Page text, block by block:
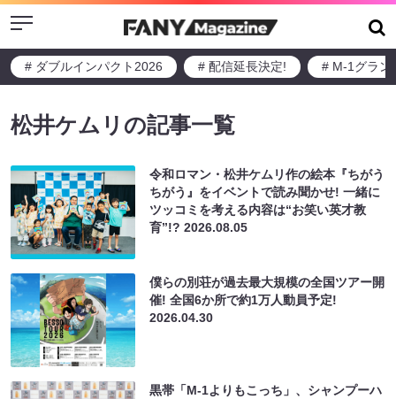
Menu
# ダブルインパクト2026 # 配信延長決定! # M-1グラン
松井ケムリの記事一覧
令和ロマン・松井ケムリ作の絵本『ちがう
ちがう』をイベントで読み聞かせ! 一緒に
ツッコミを考える内容は“お笑い英才教
育”!?2026.08.05
僕らの別荘が過去最大規模の全国ツアー開
催! 全国6か所で約1万人動員予定!
2026.04.30
黒帯「M-1よりもこっち」、シャンプーハ